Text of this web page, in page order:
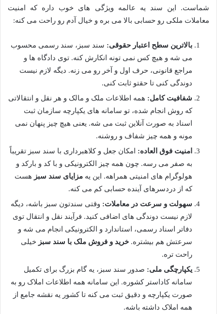
شماست. این سند یه عالمه ویژگی های خوب داره که امنیت
معاملات ملکی رو حسابی بالا می بره و خیال آدم رو راحت می کنه:
بالاترین سطح اعتبار حقوقی: سند سبز، سند رسمی محسوب
می شه و هیچ کس نمی تونه انکارش کنه. توی دادگاه ها و
مراجع قانونی، حرف اول و آخر رو می زنه. دیگه لازم نیست
دوندگی کنی تا حقتو ثابت کنی.
شفافیت کامل: همه اطلاعات ملک و مالک و هر نقل و انتقالاتی
که روش انجام شده، تو سامانه های یکپارچه سازمان ثبت
اسناد به صورت آنلاین ثبت می شه. یعنی هیچ چیز پنهان نمی
مونه و همه چیز شفاف و روشنه.
امنیت فوق العاده: امکان جعل و کلاهبرداری با سند سبز تقریباً
به صفر می رسه. چون همه چیز الکترونیکی و با کد و بارکد و
هولوگرام های امنیتی همراهه. این یه مزایای سند سبز هست
که از دردسرهای آینده حسابی کم می کنه.
سهولت و سرعت در معاملات: وقتی سندتون سبز باشه، دیگه
لازم نیست دوندگی های اضافی کنید. فرآیند نقل و انتقال توی
دفاتر اسناد رسمی، استاندارد و الکترونیکی انجام می شه و
سرعتش هم بیشتره. خرید و فروش ملک با سند سبز خیلی
راحت تره.
یکپارچگی ملی: صدور سند سبز، یه گام بزرگ برای تکمیل
سامانه کاداستر کشوره. این سامانه همه اطلاعات املاک رو به
صورت یکپارچه و دقیق ثبت می کنه تا کشور یه نقشه جامع از
همه املاک داشته باشه.